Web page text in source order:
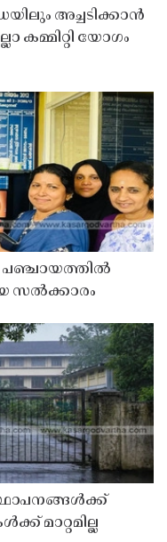
അച്ചടിക്കാൻ
കമ്മിറ്റി യോഗം
പഞ്ചായത്തിൽ
സൽക്കാരം
മാറ്റമില്ല